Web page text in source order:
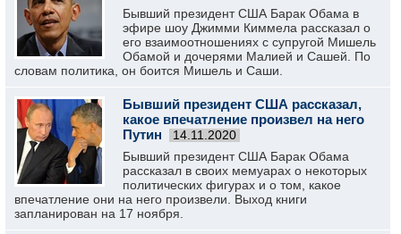
Бывший президент США Барак Обама в
эфире шоу Джимми Киммела рассказал о
его взаимоотношениях с супругой Мишель
Обамой и дочерями Малией и Сашей. По
словам политика, он боится Мишель и Саши.
Бывший президент США рассказал,
какое впечатление произвел на него
Путин
14.11.2020
Бывший президент США Барак Обама
рассказал в своих мемуарах о некоторых
политических фигурах и о том, какое
впечатление они на него произвели. Выход книги
запланирован на 17 ноября.